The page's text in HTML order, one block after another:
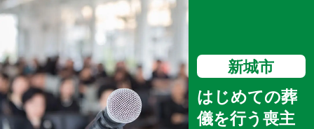
新城市
はじめての葬
儀を行う喪主